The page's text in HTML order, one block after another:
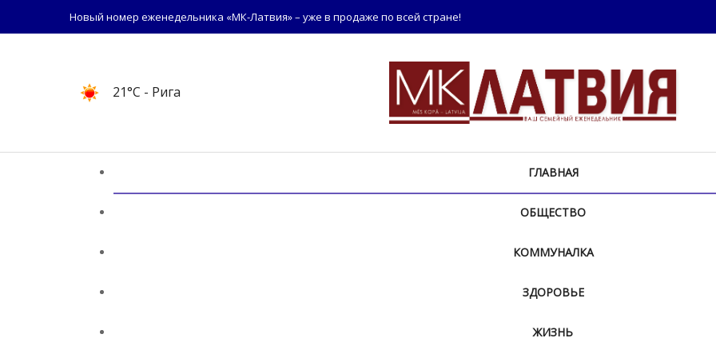
Новый номер еженедельника «МК-Латвия» – уже в продаже по всей стране!
21°C - Рига
ГЛАВНАЯ
ОБЩЕСТВО
КОММУНАЛКА
ЗДОРОВЬЕ
ЖИЗНЬ